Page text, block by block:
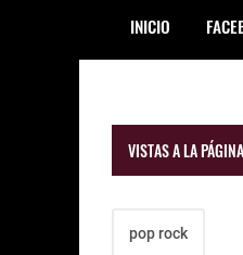
INICIO
VISTAS A LA
pop rock